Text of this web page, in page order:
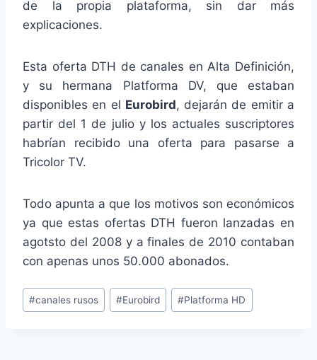
de la propia plataforma, sin dar más
explicaciones.
Esta oferta DTH de canales en Alta Definición,
y su hermana Platforma DV, que estaban
disponibles en el Eurobird, dejarán de emitir a
partir del 1 de julio y los actuales suscriptores
habrían recibido una oferta para pasarse a
Tricolor TV.
Todo apunta a que los motivos son económicos
ya que estas ofertas DTH fueron lanzadas en
agotsto del 2008 y a finales de 2010 contaban
con apenas unos 50.000 abonados.
Etiquetas
de
#canales rusos #Eurobird #Platforma HD